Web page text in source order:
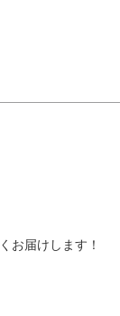
お届けします！